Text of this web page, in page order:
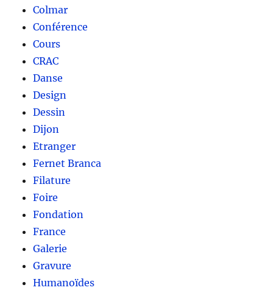
Colmar
Conférence
Cours
CRAC
Danse
Design
Dessin
Dijon
Etranger
Fernet Branca
Filature
Foire
Fondation
France
Galerie
Gravure
Humanoïdes